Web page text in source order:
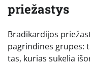
priežastys
Bradikardijos
pagrindines grupes:
tas, kurias sukelia